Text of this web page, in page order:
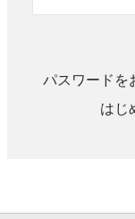
パスワード
はじ